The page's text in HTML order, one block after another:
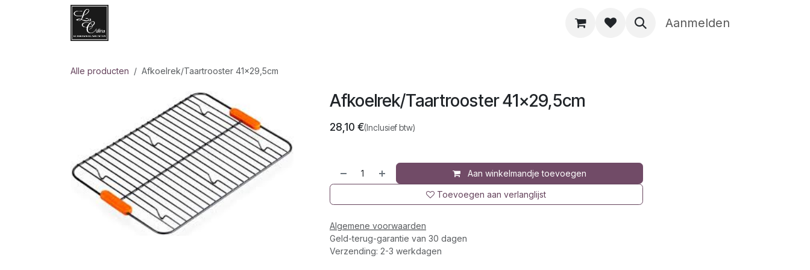
Overslaan naar inhoud
Aanmelden
Alle producten Afkoelrek/Taartrooster 41x29,5cm
Afkoelrek/Taartrooster 41x29,5cm
28,10 €(Inclusief btw)
Aan winkelmandje toevoegen
Toevoegen aan verlanglijst
Algemene voorwaarden
Geld-terug-garantie van 30 dagen
Verzending: 2-3 werkdagen